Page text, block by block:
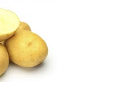
wishlist